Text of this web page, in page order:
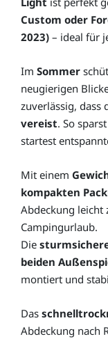
Custom oder
2023) – ideal für
Im Sommer
neugierigen
zuverlässig, dass
vereist. So
startest
Mit einem
kompakten
Abdeckung leicht
Campingurlaub.
Die
beiden
montiert und
Das
Abdeckung nach